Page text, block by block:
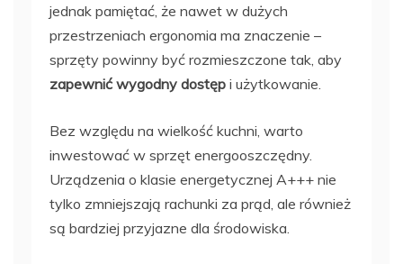
jednak pamiętać, że nawet w dużych
przestrzeniach ergonomia ma znaczenie –
sprzęty powinny być rozmieszczone tak, aby
zapewnić wygodny dostęp i użytkowanie.
Bez względu na wielkość kuchni, warto
inwestować w sprzęt energooszczędny.
Urządzenia o klasie energetycznej A+++ nie
tylko zmniejszają rachunki za prąd, ale również
są bardziej przyjazne dla środowiska.